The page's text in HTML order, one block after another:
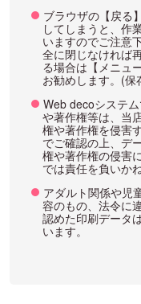
ブラウザの【戻る
してしまうと、作
いますのでご注意
全に閉じなければ
る場合は【メニュ
お勧めします。(
Web decoシステ
や著作権等は、当
権や著作権を侵害
でご確認の上、デ
権や著作権の侵害
では責任を負いか
アダルト関係や児
容のもの、法令に
認めた印刷データ
います。